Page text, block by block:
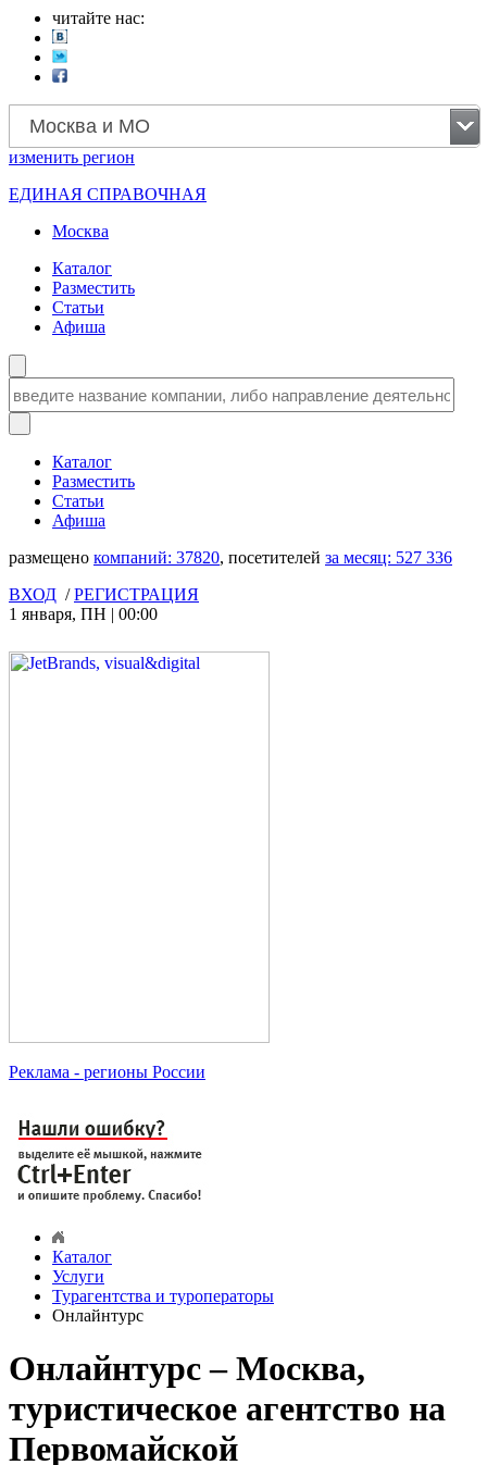
читайте нас:
Москва и МО
изменить регион
ЕДИНАЯ СПРАВОЧНАЯ
Москва
Каталог
Разместить
Статьи
Афиша
Каталог
Разместить
Статьи
Афиша
размещено компаний: 37820, посетителей за месяц: 527 336
ВХОД /РЕГИСТРАЦИЯ
1 января, ПН | 00:00
Реклама - регионы России
Каталог
Услуги
Турагентства и туроператоры
Онлайнтурс
Онлайнтурс – Москва,
туристическое агентство на
Первомайской